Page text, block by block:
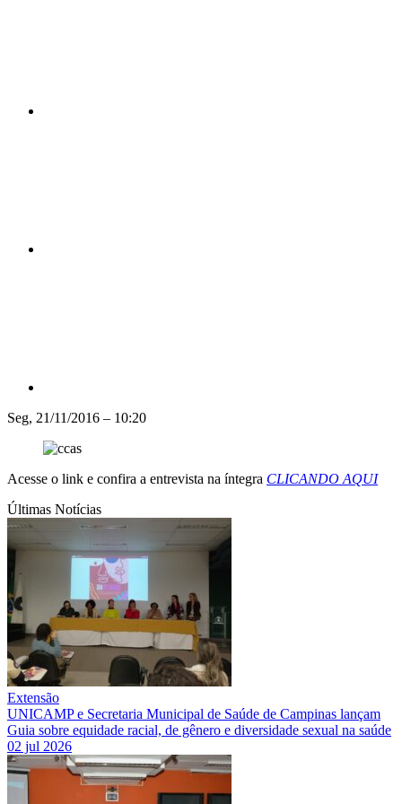
Seg, 21/11/2016 – 10:20
Acesse o link e confira a entrevista na íntegra CLICANDO AQUI
Últimas Notícias
Extensão
UNICAMP e Secretaria Municipal de Saúde de Campinas lançam
Guia sobre equidade racial, de gênero e diversidade sexual na saúde
02 jul 2026